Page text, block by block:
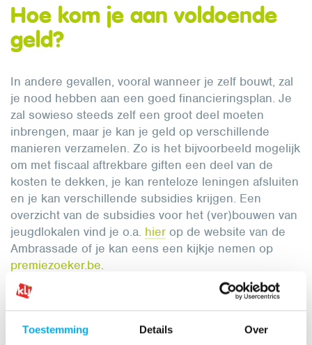
Toestemming Details Over
Hoe kom je aan voldoende
geld?
In andere gevallen, vooral wanneer je zelf bouwt, zal
je nood hebben aan een goed financieringsplan. Je
zal sowieso steeds zelf een groot deel moeten
inbrengen, maar je kan je geld op verschillende
manieren verzamelen. Zo is het bijvoorbeeld mogelijk
om met fiscaal aftrekbare giften een deel van de
kosten te dekken, je kan renteloze leningen afsluiten
en je kan verschillende subsidies krijgen. Een
overzicht van de subsidies voor het (ver)bouwen van
jeugdlokalen vind je o.a. hier op de website van de
Ambrassade of je kan eens een kijkje nemen op
premiezoeker.be.
Aan de slag